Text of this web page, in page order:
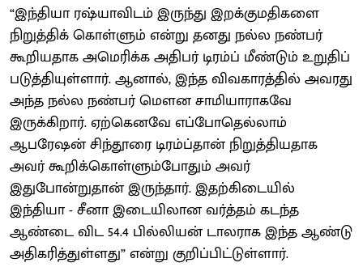
“இந்தியா ரஷ்யாவிடம் இருந்து இறக்குமதிகளை
நிறுத்திக் கொள்ளும் என்று தனது நல்ல நண்பர்
கூறியதாக அமெரிக்க அதிபர் டிரம்ப் மீண்டும் உறுதிப்
படுத்தியுள்ளார். ஆனால், இந்த விவகாரத்தில் அவரது
அந்த நல்ல நண்பர் மௌன சாமியாராகவே
இருக்கிறார். ஏற்கெனவே எப்போதெல்லாம்
ஆபரேஷன் சிந்தூரை டிரம்ப்தான் நிறுத்தியதாக
அவர் கூறிக்கொள்ளும்போதும் அவர்
இதுபோன்றுதான் இருந்தார். இதற்கிடையில்
இந்தியா - சீனா இடையிலான வர்த்தம் கடந்த
ஆண்டை விட 54.4 பில்லியன் டாலராக இந்த ஆண்டு
அதிகரித்துள்ளது” என்று குறிப்பிட்டுள்ளார்.